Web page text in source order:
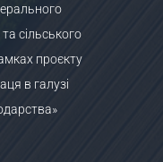
сільського
проєкту
в галузі